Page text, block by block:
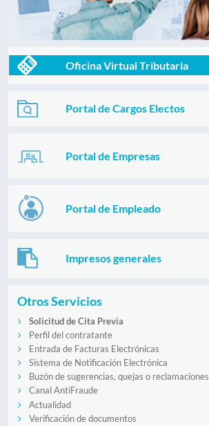
Oficina Virtual Tributaria
Portal de Cargos Electos
Portal de Empresas
Portal de Empleado
Impresos generales
Otros Servicios
Solicitud de Cita Previa
Perfil del contratante
Entrada de Facturas Electrónicas
Sistema de Notificación Electrónica
Buzón de sugerencias, quejas o reclamaciones
Canal AntiFraude
Actualidad
Verificación de documentos